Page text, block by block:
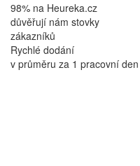
98% na Heureka.cz
důvěřují nám stovky
zákazníků
Rychlé dodání
v průměru za 1 pracovní den